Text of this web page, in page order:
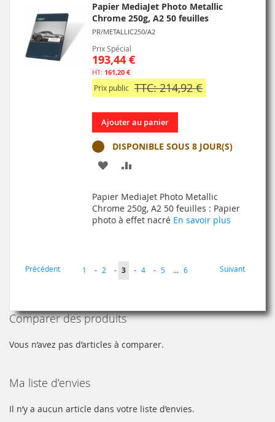
Papier MediaJet Photo Metallic
Chrome 250g, A2 50 feuilles
PR/METALLIC250/A2
Prix Spécial
193,44 €
161,20 €
Prix public TTC: 214,92 €
Ajouter au panier
DISPONIBLE SOUS 8 JOUR(S)
AJOUTER
MA
COMPARATEUR
Papier MediaJet Photo Metallic
Chrome 250g, A2 50 feuilles : Papier
photo à effet nacré En savoir plus
Page
Page
Précédent Page
1 - Page
2 - Vous
la
page
3 - Page
4 - Page
5 ... Page
6 Page
Suivant
Comparer des produits
Vous n’avez pas d’articles à comparer.
Ma liste d’envies
Il n’y a aucun article dans votre liste d’envies.